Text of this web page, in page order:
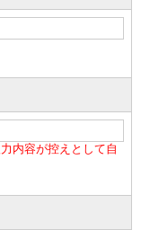
内容が控えとして自